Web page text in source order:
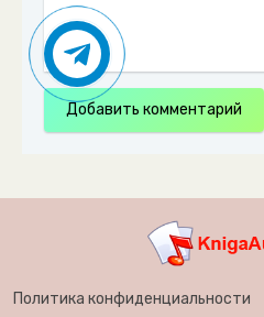
Добавить комментарий
Политика конфиденциальности